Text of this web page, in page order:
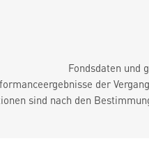
Fondsdaten und
der
sind nach den